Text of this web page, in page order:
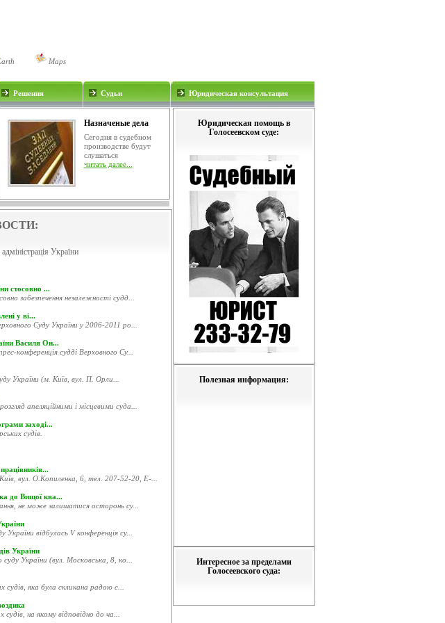
Maps
Решения Судьи Юридическая консультация
Назначеные дела
Сегодня в судебном
производстве будут
слушаться
читать далее...
Юридическая помощь в
Голосеевском суде:
Полезная информация:
Интересное за пределами
Голосеевского суда:
України
стосовно ...
забезпечення незалежності судд...
у ві...
Суду України у 2006-2011 ро...
Василя Он...
конференція судді Верховного Су...
України (м. Київ, вул. П. Орли...
апеляційними і місцевими суда...
заході...
судів.
вул. О.Копиленка, 6, тел. 207-52-20, E-...
до Вищої ква...
не може залишатися осторонь су...
відбулась V конференція су...
України
України (вул. Московська, 8, ко...
судів, яка була скликана радою с...
судів, на якому відповідно до ча...